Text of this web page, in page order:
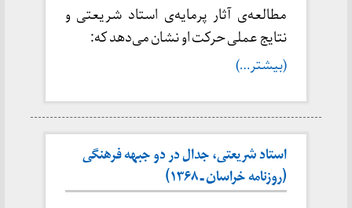
مطالعه‌ی آثار پرمایه‌ی استاد شریعتی و
نتایج عملی حرکت او نشان می‌دهد که:
(بیشتر…)
استاد شریعتی، جدال در دو جبهه فرهنگی
(روزنامه خراسان ـ ۱۳۶۸)